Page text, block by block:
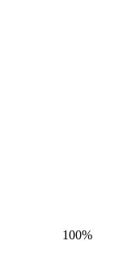
100%